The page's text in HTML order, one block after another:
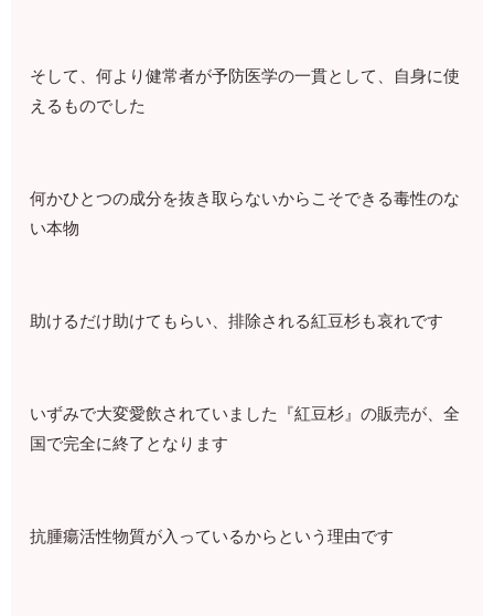
そして、何より健常者が予防医学の一貫として、自身に使
えるものでした
何かひとつの成分を抜き取らないからこそできる毒性のな
い本物
助けるだけ助けてもらい、排除される紅豆杉も哀れです
いずみで大変愛飲されていました『紅豆杉』の販売が、全
国で完全に終了となります
抗腫瘍活性物質が入っているからという理由です